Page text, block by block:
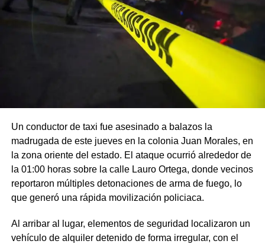
Un conductor de taxi fue asesinado a balazos la
madrugada de este jueves en la colonia Juan Morales, en
la zona oriente del estado. El ataque ocurrió alrededor de
la 01:00 horas sobre la calle Lauro Ortega, donde vecinos
reportaron múltiples detonaciones de arma de fuego, lo
que generó una rápida movilización policiaca.
Al arribar al lugar, elementos de seguridad localizaron un
vehículo de alquiler detenido de forma irregular, con el